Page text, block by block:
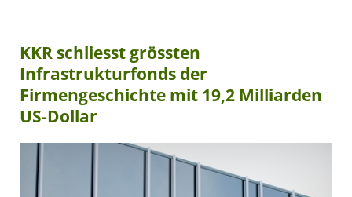
KKR schliesst grössten
Infrastrukturfonds der
Firmengeschichte mit 19,2 Milliarden
US-Dollar